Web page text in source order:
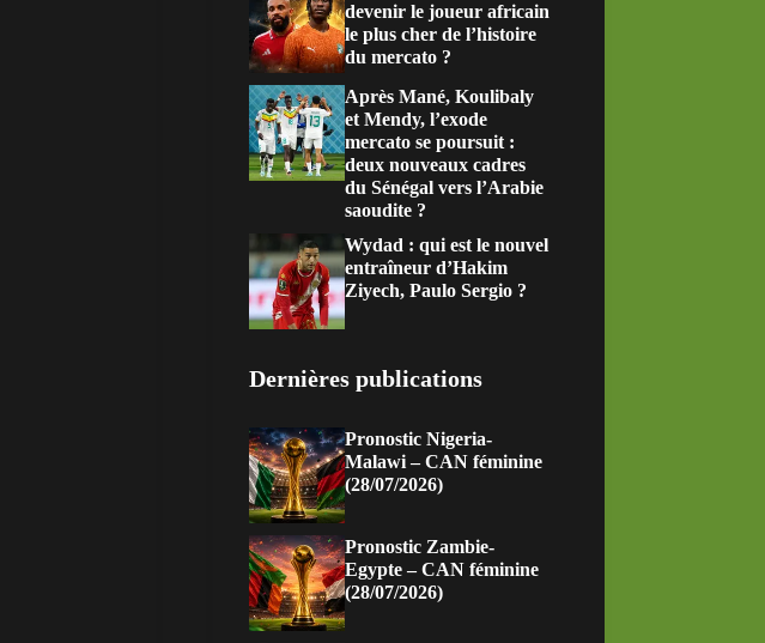
devenir le joueur africain
le plus cher de l’histoire
du mercato ?
Après Mané, Koulibaly
et Mendy, l’exode
mercato se poursuit :
deux nouveaux cadres
du Sénégal vers l’Arabie
saoudite ?
Wydad : qui est le nouvel
entraîneur d’Hakim
Ziyech, Paulo Sergio ?
Dernières publications
Pronostic Nigeria-
Malawi – CAN féminine
(28/07/2026)
Pronostic Zambie-
Egypte – CAN féminine
(28/07/2026)